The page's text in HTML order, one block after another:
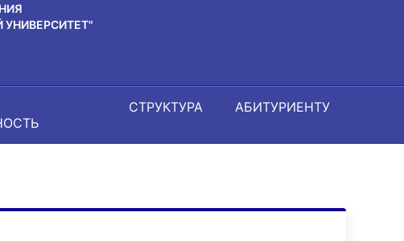
СТРУКТУРА АБИТУРИЕНТУ